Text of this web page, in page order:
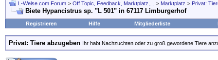
L-Welse.com Forum > Off Topic, Feedback, Marktplatz,... > Marktplatz > Privat:
Biete Hypancistrus sp. "L 501" in 67117 Limburgerhof
Registrieren Hilfe Mitgliederliste
Privat: Tiere abzugeben Ihr habt Nachzuchten oder zu groß gewordene Tiere